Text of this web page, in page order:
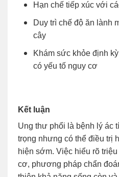
Hạn chế tiếp xúc với
Duy trì chế độ ăn lành
cây
Khám sức khỏe định
có yếu tố nguy cơ
Kết luận
Ung thư phổi là bệnh lý ác
trọng nhưng có thể điều trị
hiện sớm. Việc hiểu rõ
cơ, phương pháp chẩn